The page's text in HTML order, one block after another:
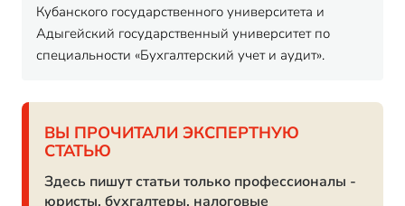
Кубанского государственного университета и
Адыгейский государственный университет по
специальности «Бухгалтерский учет и аудит».
ВЫ ПРОЧИТАЛИ ЭКСПЕРТНУЮ
СТАТЬЮ
Здесь пишут статьи только профессионалы -
юристы, бухгалтеры, налоговые